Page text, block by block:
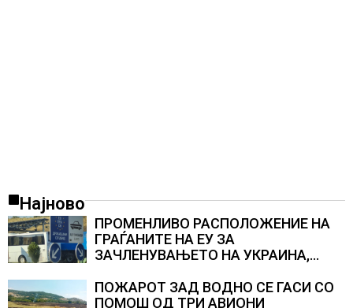
Најново
ПРОМЕНЛИВО РАСПОЛОЖЕНИЕ НА
ГРАЃАНИТЕ НА ЕУ ЗА
ЗАЧЛЕНУВАЊЕТО НА УКРАИНА,
Полска, Франција и Германија
ПОЖАРОТ ЗАД ВОДНО СЕ ГАСИ СО
ПОМОШ ОД ТРИ АВИОНИ